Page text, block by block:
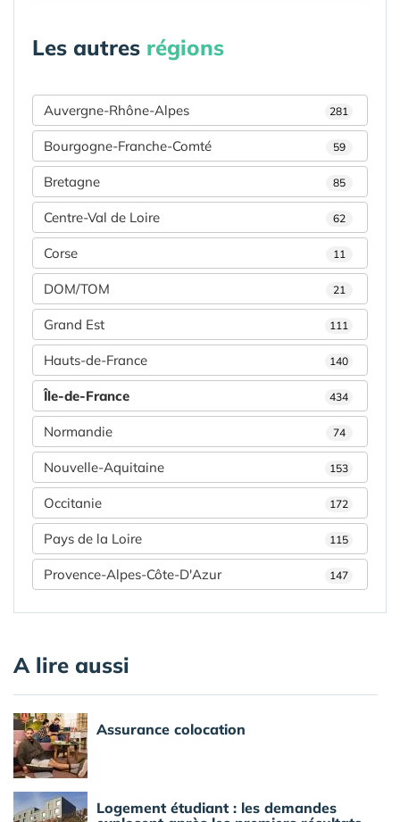
Les autres régions
Auvergne-Rhône-Alpes 281
Bourgogne-Franche-Comté 59
Bretagne 85
Centre-Val de Loire 62
Corse 11
DOM/TOM 21
Grand Est 111
Hauts-de-France 140
Île-de-France 434
Normandie 74
Nouvelle-Aquitaine 153
Occitanie 172
Pays de la Loire 115
Provence-Alpes-Côte-D'Azur 147
A lire aussi
Assurance colocation
Logement étudiant : les demandes